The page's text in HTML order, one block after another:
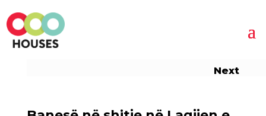
Next